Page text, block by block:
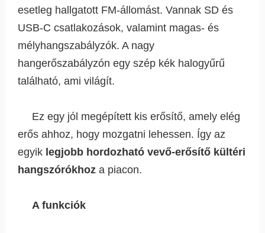
esetleg hallgatott FM-állomást. Vannak SD és
USB-C csatlakozások, valamint magas- és
mélyhangszabályzók. A nagy
hangerőszabályzón egy szép kék halogyűrű
található, ami világít.
Ez egy jól megépített kis erősítő, amely elég
erős ahhoz, hogy mozgatni lehessen. Így az
egyik legjobb hordozható vevő-erősítő kültéri
hangszórókhoz a piacon.
A funkciók